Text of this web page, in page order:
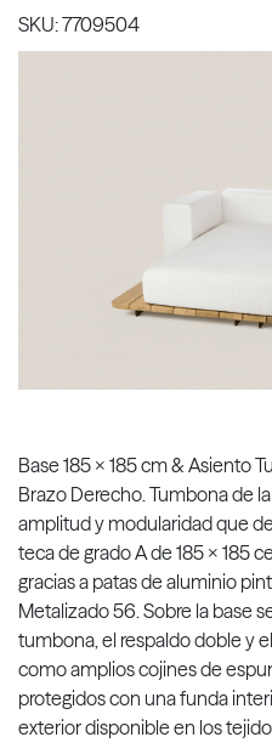
SKU:7709504
Base 185 x 185 cm & Asiento
Brazo Derecho. Tumbona de
amplitud y modularidad que
teca de grado A de 185 x 185
gracias a patas de aluminio
Metalizado 56. Sobre la base
tumbona, el respaldo doble y
como amplios cojines de
protegidos con una funda
exterior disponible en los